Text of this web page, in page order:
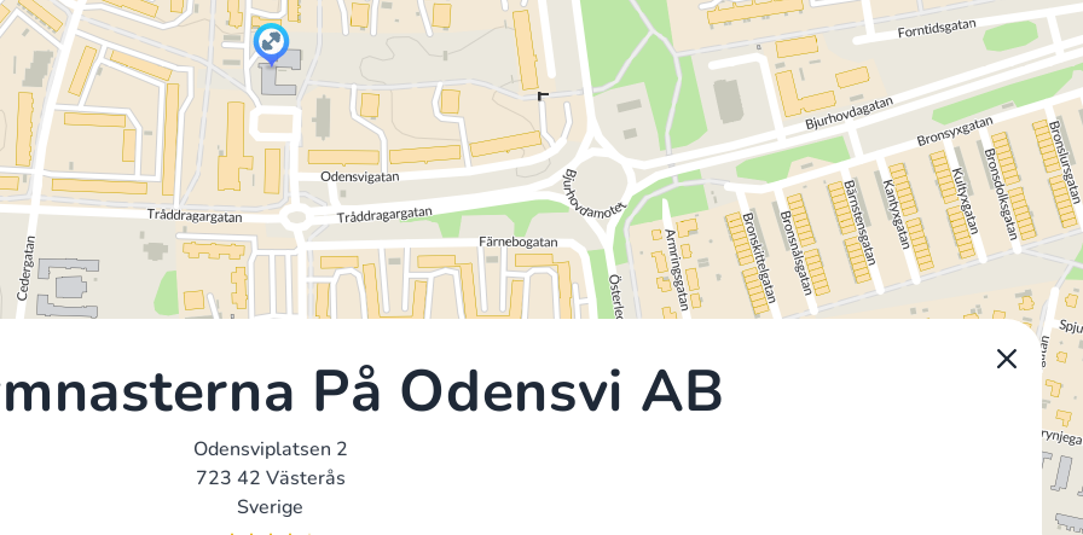
På Odensvi AB
Odensviplatsen 2
723 42 Västerås
Sverige